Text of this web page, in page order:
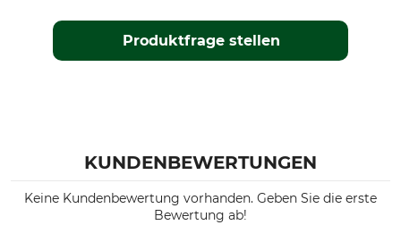
Produktfrage stellen
KUNDENBEWERTUNGEN
Keine Kundenbewertung vorhanden. Geben Sie die erste
Bewertung ab!